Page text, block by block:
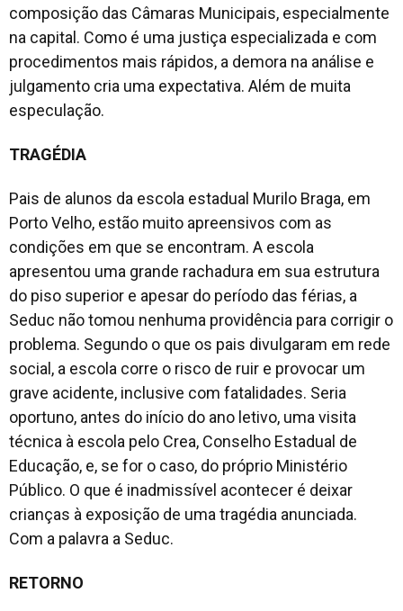
composição das Câmaras Municipais, especialmente
na capital. Como é uma justiça especializada e com
procedimentos mais rápidos, a demora na análise e
julgamento cria uma expectativa. Além de muita
especulação.
TRAGÉDIA
Pais de alunos da escola estadual Murilo Braga, em
Porto Velho, estão muito apreensivos com as
condições em que se encontram. A escola
apresentou uma grande rachadura em sua estrutura
do piso superior e apesar do período das férias, a
Seduc não tomou nenhuma providência para corrigir o
problema. Segundo o que os pais divulgaram em rede
social, a escola corre o risco de ruir e provocar um
grave acidente, inclusive com fatalidades. Seria
oportuno, antes do início do ano letivo, uma visita
técnica à escola pelo Crea, Conselho Estadual de
Educação, e, se for o caso, do próprio Ministério
Público. O que é inadmissível acontecer é deixar
crianças à exposição de uma tragédia anunciada.
Com a palavra a Seduc.
RETORNO